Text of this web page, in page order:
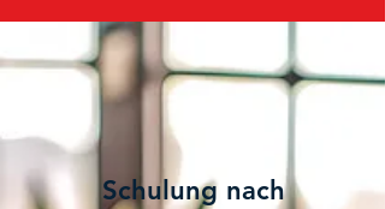
Schulung nach